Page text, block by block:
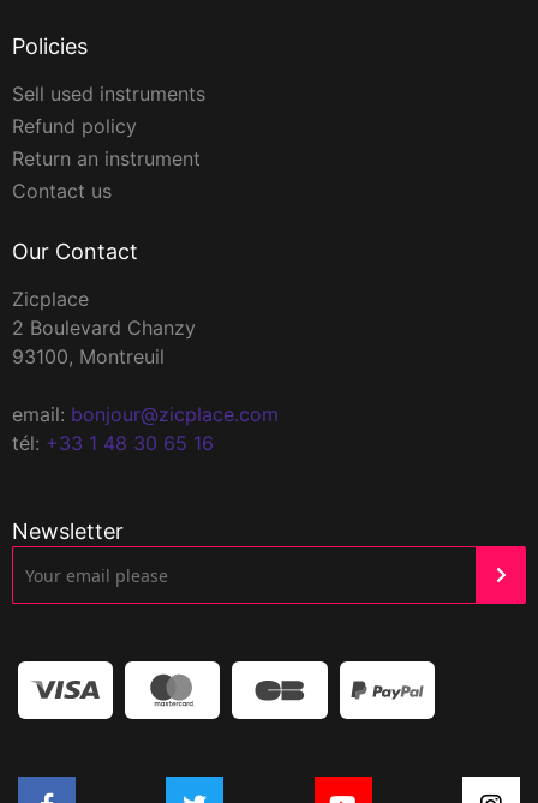
Policies
Sell used instruments
Refund policy
Return an instrument
Contact us
Our Contact
Zicplace
2 Boulevard Chanzy
93100, Montreuil
email: bonjour@zicplace.com
tél: +33 1 48 30 65 16
Newsletter